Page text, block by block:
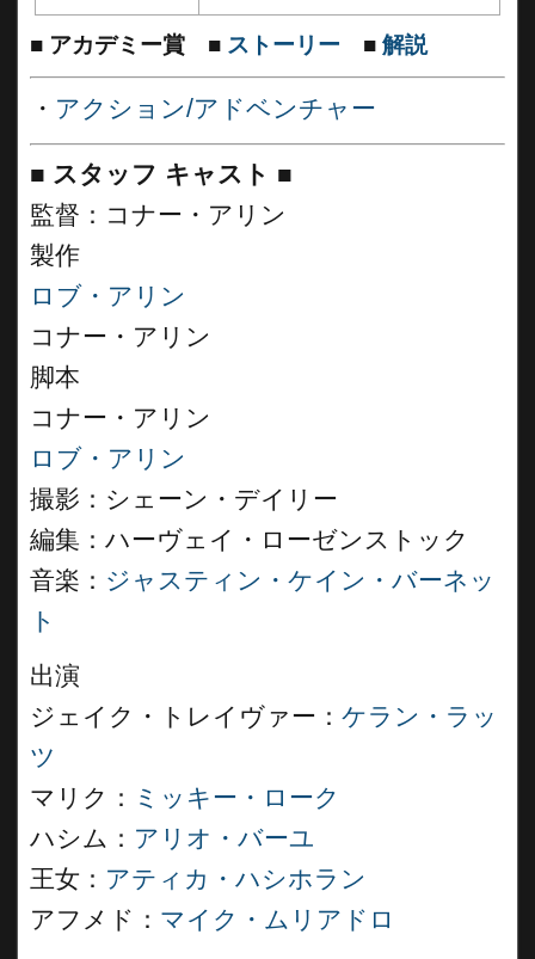
■ アカデミー賞 ■ ストーリー ■ 解説
・ アクション/アドベンチャー
■ スタッフ キャスト ■
監督：コナー・アリン
製作
ロブ・アリン
コナー・アリン
脚本
コナー・アリン
ロブ・アリン
撮影：シェーン・デイリー
編集：ハーヴェイ・ローゼンストック
音楽： ジャスティン・ケイン・バーネッ
ト
出演
ジェイク・トレイヴァー： ケラン・ラッ
ツ
マリク： ミッキー・ローク
ハシム： アリオ・バーユ
王女： アティカ・ハシホラン
アフメド： マイク・ムリアドロ